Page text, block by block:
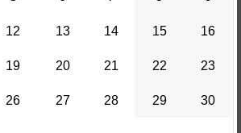
12 13 14 15 16
19 20 21 22 23
26 27 28 29 30